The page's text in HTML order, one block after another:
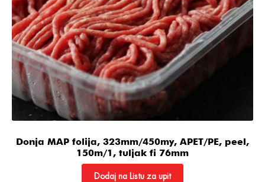
Donja MAP folija, 323mm/450my, APET/PE, peel,
150m/1, tuljak fi 76mm
Dodaj na Listu za upit